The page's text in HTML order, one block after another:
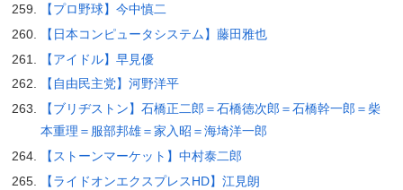
【プロ野球】今中慎二
【日本コンピュータシステム】藤田雅也
【アイドル】早見優
【自由民主党】河野洋平
【ブリヂストン】石橋正二郎＝石橋徳次郎＝石橋幹一郎＝柴
本重理＝服部邦雄＝家入昭＝海埼洋一郎
【ストーンマーケット】中村泰二郎
【ライドオンエクスプレスHD】江見朗